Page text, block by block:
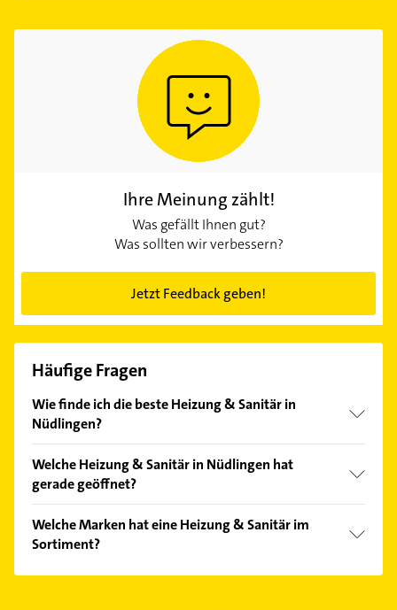
Ihre Meinung zählt!
Was gefällt Ihnen gut?
Was sollten wir verbessern?
Jetzt Feedback geben!
Häufige Fragen
Wie finde ich die beste Heizung & Sanitär in
Nüdlingen?
Kundenmeinungen und profitieren Sie von den
Empfehlungen. Die Suchergebnisse können Sie sich
Welche Heizung & Sanitär in Nüdlingen hat
gerade geöffnet?
Bitte beachten Sie, dass diese an Sonn- und
Feiertagen abweichen können.
Welche Marken hat eine Heizung & Sanitär im
Sortiment?
Die Heizung & Sanitär verkauft Marken wie